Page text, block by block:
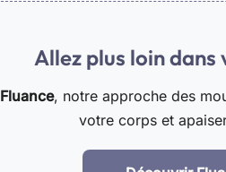
Allez plus loin
Fluance, notre approche des
votre corps et